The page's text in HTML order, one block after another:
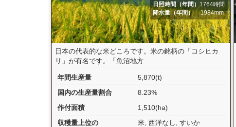
日照時間（年間）1764時間
降水量（年間）
1984mm
日本の代表的な米どころです。米の銘柄の「コシヒカ
リ」が有名です。「魚沼地方...
年間生産量
5,870(t)
国内の生産量割合
8.23%
作付面積
1,510(ha)
収穫量上位の
米, 西洋なし, すいか